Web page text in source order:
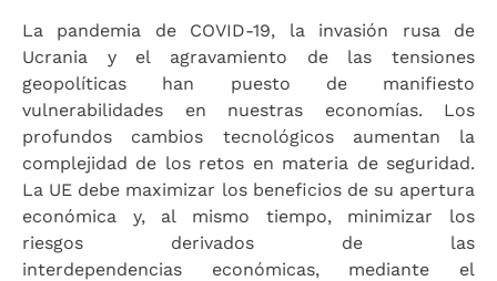
La pandemia de COVID-19, la invasión rusa de
Ucrania y el agravamiento de las tensiones
geopolíticas han puesto de manifiesto
vulnerabilidades en nuestras economías. Los
profundos cambios tecnológicos aumentan la
complejidad de los retos en materia de seguridad.
La UE debe maximizar los beneficios de su apertura
económica y, al mismo tiempo, minimizar los
riesgos derivados de las
interdependencias económicas, mediante el